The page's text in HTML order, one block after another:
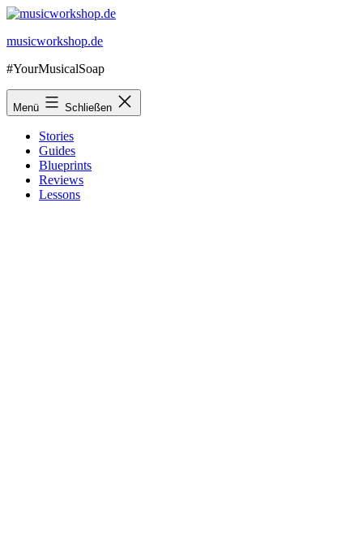
Zum
springen
musicworkshop.de
#YourMusicalSoap
Menü Schließen
Stories
Guides
Blueprints
Reviews
Lessons